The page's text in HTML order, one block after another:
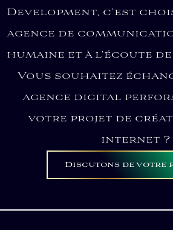
Development, c’est
agence de
humaine et à l’écoute
Vous souhaitez
agence digital
votre projet de
internet ?
Discutons de votre